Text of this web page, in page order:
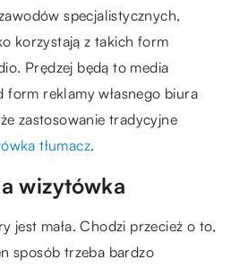
specjalistycznych,
korzystają z takich form
Prędzej będą to media
form reklamy własnego biura
zastosowanie tradycyjne
tłumacz.
wizytówka
jest mała. Chodzi przecież o to,
sposób trzeba bardzo